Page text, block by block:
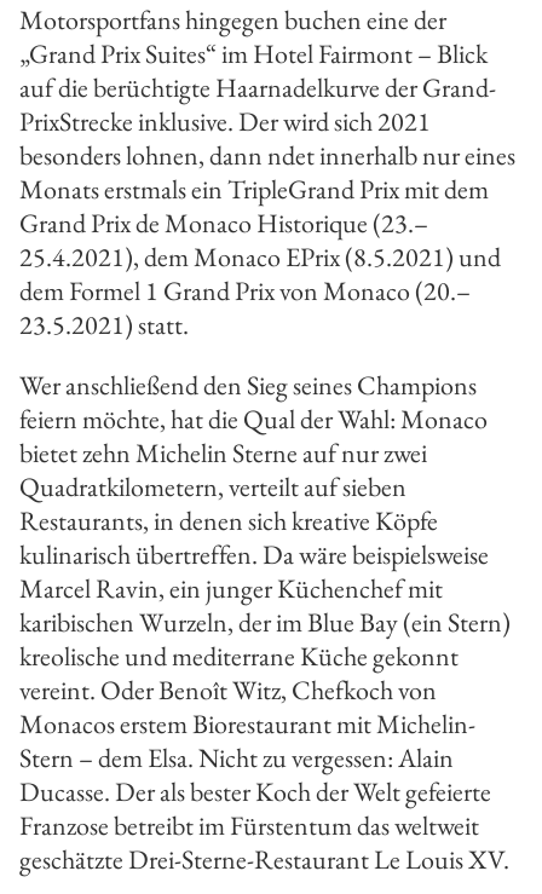
Motorsportfans hingegen buchen eine der
„Grand Prix Suites“ im Hotel Fairmont – Blick
auf die berüchtigte Haarnadelkurve der Grand­
Prix­Strecke inklusive. Der wird sich 2021
besonders lohnen, dann ndet innerhalb nur eines
Monats erstmals ein Triple­Grand­ Prix mit dem
Grand Prix de Monaco Historique (23.–
25.4.2021), dem Monaco E­Prix (8.5.2021) und
dem Formel 1 Grand Prix von Monaco (20.–
23.5.2021) statt.
Wer anschließend den Sieg seines Champions
feiern möchte, hat die Qual der Wahl: Monaco
bietet zehn Michelin­ Sterne auf nur zwei
Quadratkilometern, verteilt auf sieben
Restaurants, in denen sich kreative Köpfe
kulinarisch übertreffen. Da wäre beispielsweise
Marcel Ravin, ein jun­ger Küchenchef mit
karibischen Wurzeln, der im Blue Bay (ein Stern)
kreolische und mediterrane Küche gekonnt
vereint. Oder Benoît Witz, Chefkoch von
Monacos erstem Biorestaurant mit Michelin­-
Stern – dem Elsa. Nicht zu vergessen: Alain
Ducasse. Der als bester Koch der Welt gefeierte
Franzose betreibt im Fürstentum das weltweit
geschätzte Drei­-Sterne-­Restaurant Le Louis XV.